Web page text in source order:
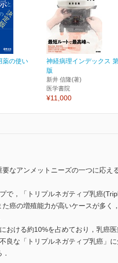
薬の使い
神経病理インデックス
版
新井 信隆(著)
医学書院
¥11,000
なアンメットニーズの一つに応え
で，「トリプルネガティブ乳癌
た癌の増殖能力が高いケースが多
おける約10%を占めており，乳癌
良な「トリプルネガティブ乳癌」